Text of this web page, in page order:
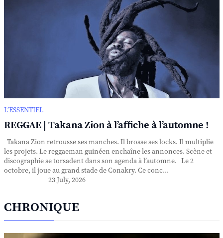
L’ESSENTIEL
REGGAE | Takana Zion à l’affiche à l’automne !
Takana Zion retrousse ses manches. Il brosse ses locks. Il multiplie
les projets. Le reggaeman guinéen enchaîne les annonces. Scène et
discographie se torsadent dans son agenda à l’automne. Le 2
octobre, il joue au grand stade de Conakry. Ce conc...
23 July, 2026
CHRONIQUE